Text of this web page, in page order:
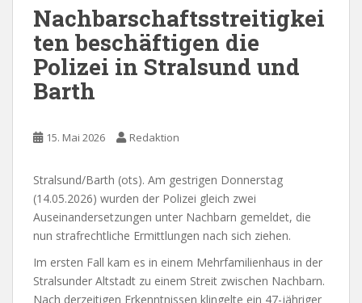
Nachbarschaftsstreitigkei
ten beschäftigen die
Polizei in Stralsund und
Barth
15. Mai 2026 Redaktion
Stralsund/Barth (ots). Am gestrigen Donnerstag
(14.05.2026) wurden der Polizei gleich zwei
Auseinandersetzungen unter Nachbarn gemeldet, die
nun strafrechtliche Ermittlungen nach sich ziehen.
Im ersten Fall kam es in einem Mehrfamilienhaus in der
Stralsunder Altstadt zu einem Streit zwischen Nachbarn.
Nach derzeitigen Erkenntnissen klingelte ein 47-jähriger